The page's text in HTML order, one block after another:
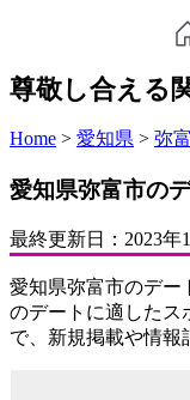
尊敬し合える
Home > 愛知県 > 弥
愛知県弥富市の
最終更新日： 2023年
愛知県弥富市のデー
のデートに適したス
で、新規掲載や情報